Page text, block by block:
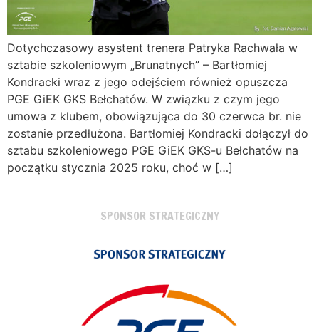
Dotychczasowy asystent trenera Patryka Rachwała w
sztabie szkoleniowym „Brunatnych” – Bartłomiej
Kondracki wraz z jego odejściem również opuszcza
PGE GiEK GKS Bełchatów. W związku z czym jego
umowa z klubem, obowiązująca do 30 czerwca br. nie
zostanie przedłużona. Bartłomiej Kondracki dołączył do
sztabu szkoleniowego PGE GiEK GKS-u Bełchatów na
początku stycznia 2025 roku, choć w […]
SPONSOR STRATEGICZNY